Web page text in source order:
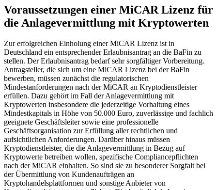
Voraussetzungen einer MiCAR Lizenz für
die Anlagevermittlung mit Kryptowerten
Zur erfolgreichen Einholung einer MiCAR Lizenz ist in
Deutschland ein entsprechender Erlaubnisantrag an die BaFin zu
stellen. Der Erlaubnisantrag bedarf sehr sorgfältiger Vorbereitung.
Antragsteller, die sich um eine MiCAR Lizenz bei der BaFin
bewerben, müssen zunächst die regulatorischen
Mindestanforderungen nach der MiCAR an Kryptodienstleister
erfüllen. Dazu gehört im Fall der Anlagevermittlung mit
Kryptowerten insbesondere die jederzeitige Vorhaltung eines
Mindestkapitals in Höhe von 50.000 Euro, zuverlässige und fachlich
geeignete Geschäftsleiter sowie eine professionelle
Geschäftsorganisation zur Erfüllung aller rechtlichen und
aufsichtlichen Anforderungen. Darüber hinaus müssen
Kryptodienstleister, die die Anlagevermittlung in Bezug auf
Kryptowerte betreiben wollen, spezifische Compliancepflichten
nach der MiCAR einhalten. So sind sie zu besonderer Sorgfalt bei
der Übermittlung von Kundenaufträgen an
Kryptohandelsplattformen und sonstige Anbieter von